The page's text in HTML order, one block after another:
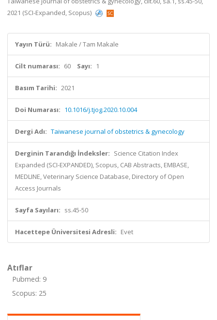
2021 (SCI-Expanded, Scopus)
Yayın Türü: Makale / Tam Makale
Cilt numarası: 60 Sayı: 1
Basım Tarihi: 2021
Doi Numarası: 10.1016/j.tjog.2020.10.004
Dergi Adı: Taiwanese journal of obstetrics & gynecology
Derginin Tarandığı İndeksler: Science Citation Index
Expanded (SCI-EXPANDED), Scopus, CAB Abstracts, EMBASE,
MEDLINE, Veterinary Science Database, Directory of Open
Access Journals
Sayfa Sayıları: ss.45-50
Hacettepe Üniversitesi Adresli: Evet
Atıflar
Pubmed: 9
Scopus: 25